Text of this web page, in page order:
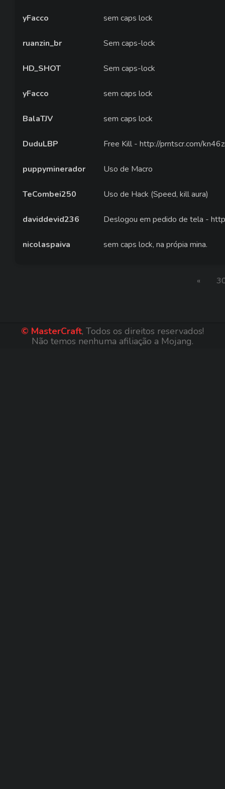
yFacco sem caps lock
ruanzin_br Sem caps-lock
HD_SHOT Sem caps-lock
yFacco sem caps lock
BalaTJV sem caps lock
DuduLBP Free Kill - http://prntscr.com/
puppyminerador Uso de Macro
TeCombei250 Uso de Hack (Speed, kill aura)
daviddevid236 Deslogou em pedido de tela -
nicolaspaiva sem caps lock, na própia mina.
«
© MasterCraft, Todos os direitos reservados!
Não temos nenhuma afiliação a Mojang.